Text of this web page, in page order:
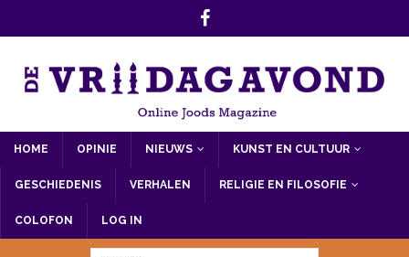
HOME OPINIE NIEUWS KUNST EN CULTUUR
GESCHIEDENIS VERHALEN RELIGIE EN FILOSOFIE
COLOFON LOG IN